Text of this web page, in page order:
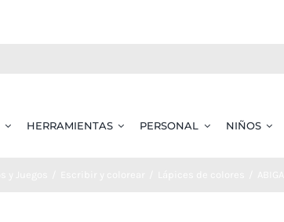
HERRAMIENTAS PERSONAL NIÑOS